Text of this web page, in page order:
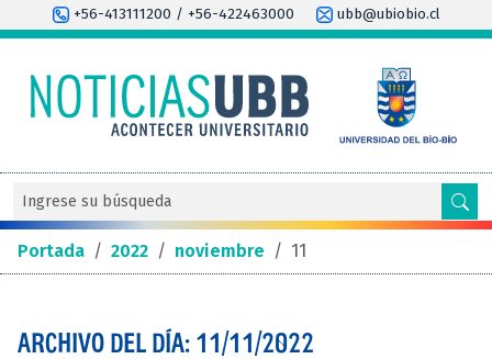
+56-413111200 / +56-422463000 ubb@ubiobio.cl
Portada / 2022 / noviembre / 11
ARCHIVO DEL DÍA: 11/11/2022